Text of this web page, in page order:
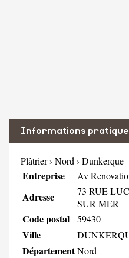
Informations
Plâtrier› Nord › Dunkerque
Entreprise Av
Adresse
73 RUE
SUR MER
Code postal 59430
Ville
DépartementNord